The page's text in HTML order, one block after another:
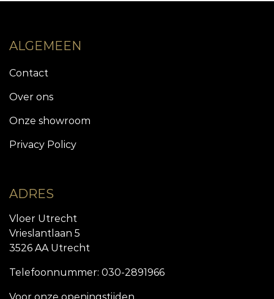
ALGEMEEN
Contact
Over ons
Onze showroom
Privacy Policy
ADRES
Vloer Utrecht
Vrieslantlaan 5
3526 AA Utrecht
Telefoonnummer: 030-2891966